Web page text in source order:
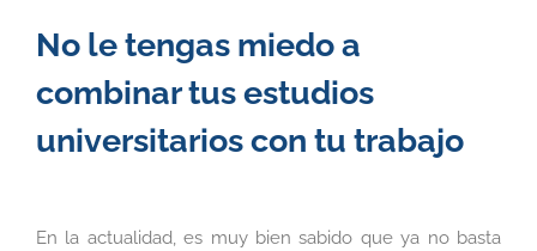
No le tengas miedo a
combinar tus estudios
universitarios con tu trabajo
En la actualidad, es muy bien sabido que ya no basta